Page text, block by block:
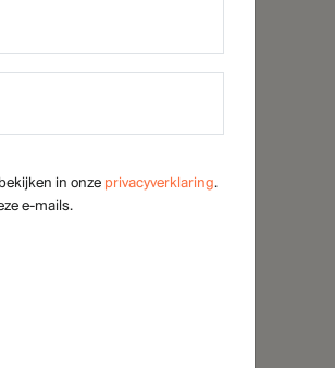
rondom onze
van
van de Wet ter
of PEP’s van